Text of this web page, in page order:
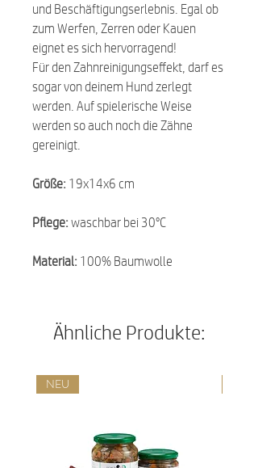
und Beschäftigungserlebnis. Egal ob
zum Werfen, Zerren oder Kauen
eignet es sich hervorragend!
Für den Zahnreinigungseffekt, darf es
sogar von deinem Hund zerlegt
werden. Auf spielerische Weise
werden so auch noch die Zähne
gereinigt.
Größe: 19x14x6 cm
Pflege: waschbar bei 30°C
Material: 100% Baumwolle
Ähnliche Produkte:
NEU